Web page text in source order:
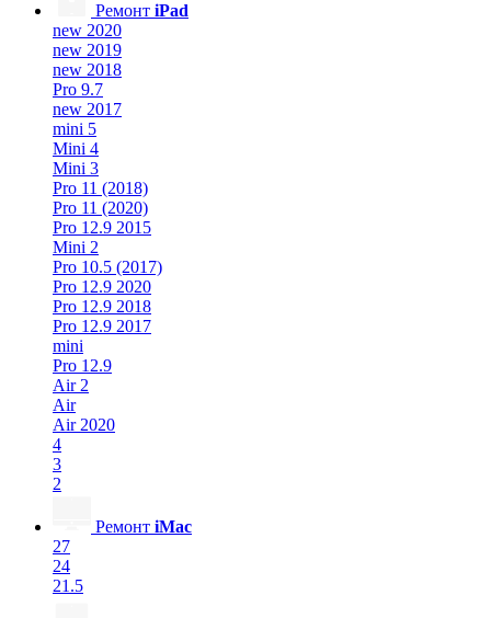
Ремонт iPad
new 2020
new 2019
new 2018
Pro 9.7
new 2017
mini 5
Mini 4
Mini 3
Pro 11 (2018)
Pro 11 (2020)
Pro 12.9 2015
Mini 2
Pro 10.5 (2017)
Pro 12.9 2020
Pro 12.9 2018
Pro 12.9 2017
mini
Pro 12.9
Air 2
Air
Air 2020
4
3
2
Ремонт iMac
27
24
21.5